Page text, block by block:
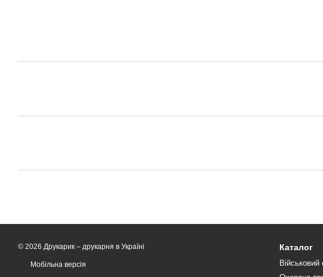
© 2026 Друкарик – друкарня в Україні
Мобільна версія
Каталог
Військовий